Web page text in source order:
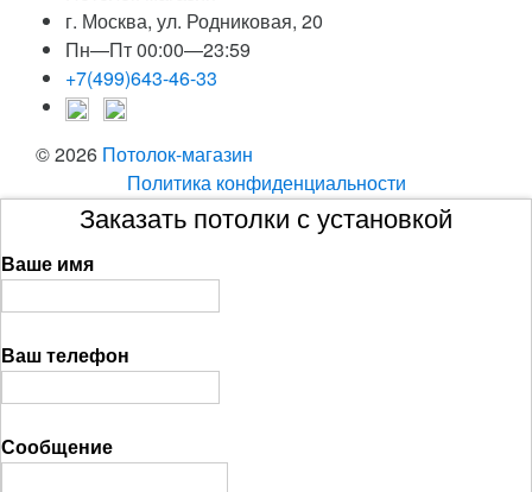
г. Москва, ул. Родниковая, 20
Пн—Пт 00:00—23:59
+7(499)643-46-33
© 2026 Потолок-магазин
Политика конфиденциальности
Заказать потолки с установкой
Ваше имя
Ваш телефон
Сообщение